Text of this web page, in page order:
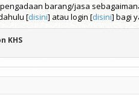
pengadaan barang/jasa
[disini] atau login [disini] bagi
KHS